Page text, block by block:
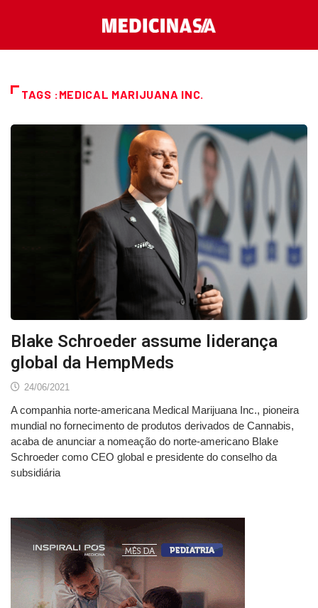
TAGS :MEDICAL MARIJUANA INC.
Blake Schroeder assume liderança
global da HempMeds
24/06/2021
A companhia norte-americana Medical Marijuana Inc., pioneira
mundial no fornecimento de produtos derivados de Cannabis,
acaba de anunciar a nomeação do norte-americano Blake
Schroeder como CEO global e presidente do conselho da
subsidiária